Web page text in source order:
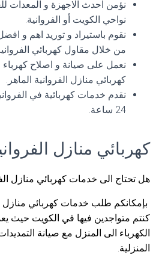
نؤمن احدث الاجهزة و المعدات
نواحي الكويت أو الفروانية.
نقوم باستيراد و توريد اهم و افضل
من خلال مقاول كهربائي
نعمل على صيانة و اصلاح كهرباء
كهربائي منازل الفروانية الماهر.
نقدم خدمات كهربائية في
24 ساعة.
كهربائي منازل
هل تحتاج الى خدمات كهربائي منازل
بإمكانكم طلب خدمات كهربائي منازل
كنتم متواجدين فيها في الكويت حيث
الكهرباء الى المنزل مع صيانة
المنزلية.